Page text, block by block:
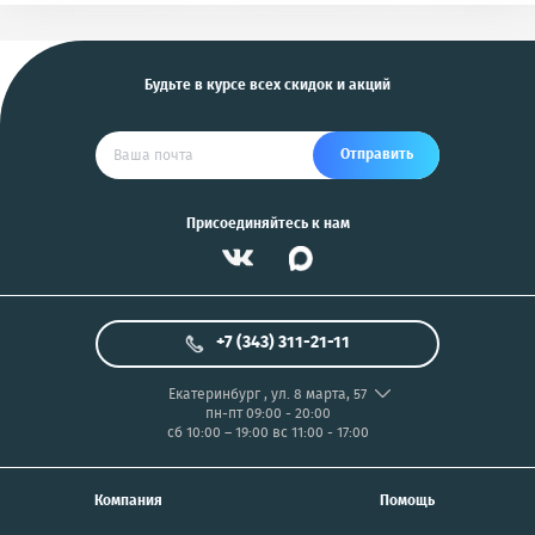
Будьте в курсе всех скидок и акций
Отправить
Присоединяйтесь к нам
Помощь
Компания
+7 (343) 311-21-11
Екатеринбург, ул. 8 марта, 57
пн-пт 09:00 - 20:00
сб 10:00 – 19:00 вс 11:00 - 17:00